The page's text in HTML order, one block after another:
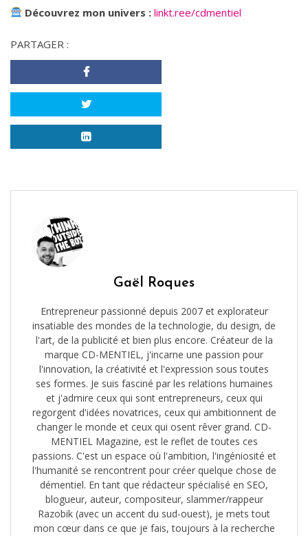
Découvrez mon univers : linkt.ree/cdmentiel
PARTAGER :
Gaël Roques
Entrepreneur passionné depuis 2007 et explorateur
insatiable des mondes de la technologie, du design, de
l'art, de la publicité et bien plus encore. Créateur de la
marque CD-MENTIEL, j'incarne une passion pour
l'innovation, la créativité et l'expression sous toutes
ses formes. Je suis fasciné par les relations humaines
et j'admire ceux qui sont entrepreneurs, ceux qui
regorgent d'idées novatrices, ceux qui ambitionnent de
changer le monde et ceux qui osent rêver grand. CD-
MENTIEL Magazine, est le reflet de toutes ces
passions. C'est un espace où l'ambition, l'ingéniosité et
l'humanité se rencontrent pour créer quelque chose de
démentiel. En tant que rédacteur spécialisé en SEO,
blogueur, auteur, compositeur, slammer/rappeur
Razobik (avec un accent du sud-ouest), je mets tout
mon cœur dans ce que je fais, toujours à la recherche